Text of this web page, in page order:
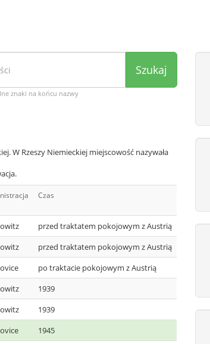
Szukaj
znaki na końcu nazwy
W Rzeszy Niemieckiej miejscowość nazywała
Czas
przed traktatem pokojowym z Austrią
przed traktatem pokojowym z Austrią
po traktacie pokojowym z Austrią
1939
1939
1945